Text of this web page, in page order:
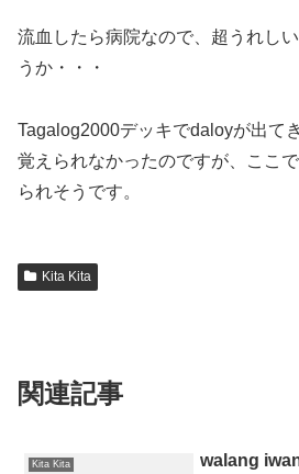
流血したら病院なので、超うれし
うか・・・
Tagalog2000デッキでdaloyが出て
覚えられなかったのですが、ここ
られそうです。
Kita Kita
関連記事
Kita Kita walang